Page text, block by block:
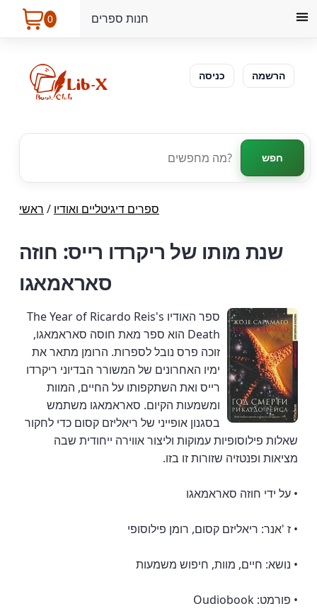
0 חנות ספרים
כניסה הרשמה
חפש
ראשי / ספרים דיגיטליים ואודיו
שנת מותו של ריקרדו רייס: חוזה
סאראמאגו
ספר האודיו The Year of Ricardo Reis's
Death הוא ספר מאת חוסה סאראמאגו,
זוכה פרס נובל לספרות. הרומן מתאר את
ימיו האחרונים של המשורר הבדיוני ריקרדו
רייס ואת השתקפותו על החיים, המוות
ומשמעות הקיום. סאראמאגו משתמש
בסגנון אופייני של ריאליזם קסום כדי לחקור
שאלות פילוסופיות עמוקות וליצור אווירה ייחודית שבה
מציאות ופנטזיה שזורות זו בזו.
• על ידי חוזה סאראמאגו
• ז 'אנר: ריאליזם קסום, רומן פילוסופי
• נושא: חיים, מוות, חיפוש משמעות
• פורמט: Oudiobook